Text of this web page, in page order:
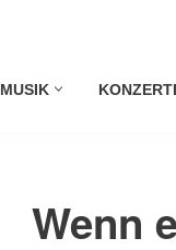
MUSIK
Wenn